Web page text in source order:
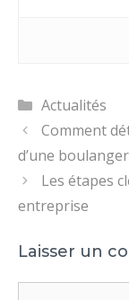
Catégories
Actualités
Comment
d’une
Les étapes
entreprise
Laisser un